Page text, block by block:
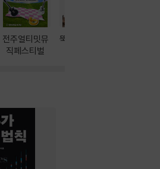
전주얼티밋뮤
직페스티벌
뚝딱! AI 3대장